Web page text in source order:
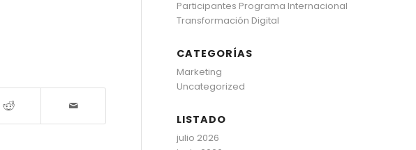
Participantes Programa Internacional
Transformación Digital
CATEGORÍAS
Marketing
Uncategorized
LISTADO
julio 2026